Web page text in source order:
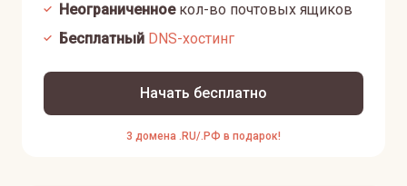
Неограниченноекол-во почтовых ящиков
Бесплатный DNS-хостинг
Начать бесплатно
3 домена .RU/.РФ в подарок!